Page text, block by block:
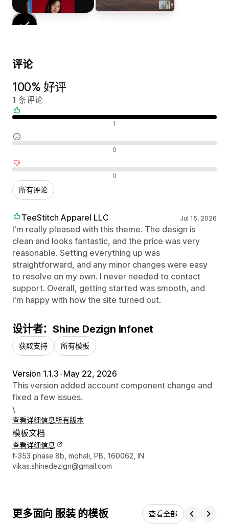
评论
100% 好评
1 条评论
1
0
0
所有评论
TeeStitch Apparel LLC Jul 15, 2026
I'm really pleased with this theme. The design is
clean and looks fantastic, and the price was very
reasonable. Setting everything up was
straightforward, and any minor changes were easy
to resolve on my own. I never needed to contact
support. Overall, getting started was smooth, and
I'm happy with how the site turned out.
设计者：Shine Dezign Infonet
获取支持 所有模板
Version 1.1.3•May 22, 2026
This version added account component change and
fixed a few issues.
\
查看详细信息所有版本
模板文档
查看详细信息
设计师联系方式
f-353 phase 8b, mohali, PB, 160062, IN
vikas.shinedezign@gmail.com
更多面向 服装 的模板 查看全部